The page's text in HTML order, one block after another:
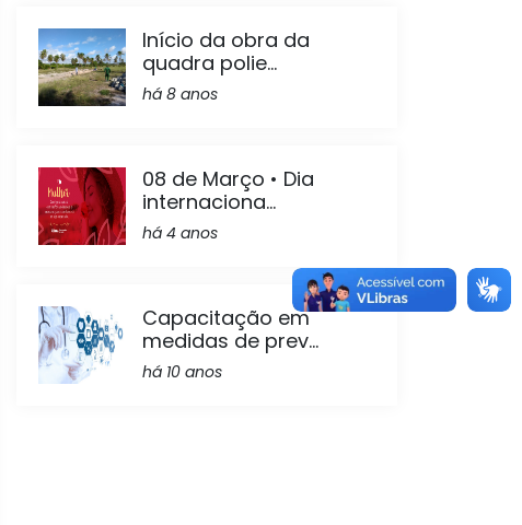
Início da obra da
quadra polie...
há 8 anos
08 de Março • Dia
internaciona...
há 4 anos
Capacitação em
medidas de prev...
há 10 anos